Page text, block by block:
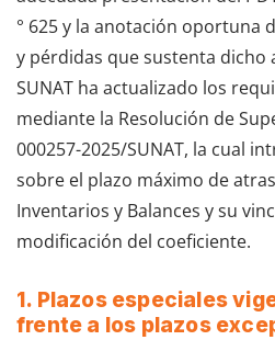
° 625 y la anotación oportuna
y pérdidas que sustenta dicho
SUNAT ha actualizado los
mediante la Resolución de
000257-2025/SUNAT, la cual
sobre el plazo máximo de
Inventarios y Balances y su
modificación del coeficiente.
1. Plazos especiales
frente a los plazos